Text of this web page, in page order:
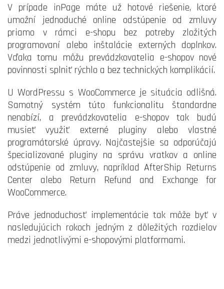
V prípade inPage máte už hotové riešenie, ktoré
umožní jednoduché online odstúpenie od zmluvy
priamo v rámci e-shopu bez potreby zložitých
programovaní alebo inštalácie externých doplnkov.
Vďaka tomu môžu prevádzkovatelia e-shopov nové
povinnosti splniť rýchlo a bez technických komplikácií.
U WordPressu s WooCommerce je situácia odlišná.
Samotný systém túto funkcionalitu štandardne
nenabízí, a prevádzkovatelia e-shopov tak budú
musieť využiť externé pluginy alebo vlastné
programátorské úpravy. Najčastejšie sa odporúčajú
špecializované pluginy na správu vratkov a online
odstúpenie od zmluvy, napríklad AfterShip Returns
Center alebo Return Refund and Exchange for
WooCommerce.
Práve jednoduchosť implementácie tak môže byť v
nasledujúcich rokoch jedným z dôležitých rozdielov
medzi jednotlivými e-shopovými platformami.